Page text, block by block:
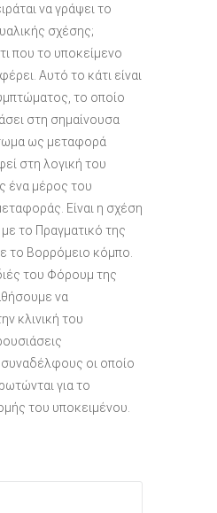
να γράψει το
σχέσης;
που το υποκείμενο
Αυτό το κάτι είναι
το οποίο
στη σημαίνουσα
ως μεταφορά
στη λογική του
ένα μέρος του
Είναι η σχέση
το Πραγματικό της
το Βορρόμειο κόμπο.
του Φόρουμ της
να
κλινική του
οι οποίο
για το
του υποκειμένου.